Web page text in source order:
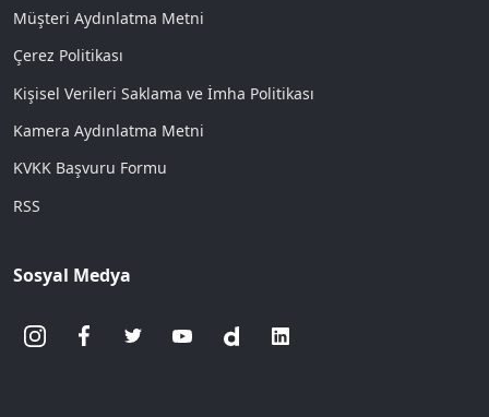
Müşteri Aydınlatma Metni
Çerez Politikası
Kişisel Verileri Saklama ve İmha Politikası
Kamera Aydınlatma Metni
KVKK Başvuru Formu
RSS
Sosyal Medya